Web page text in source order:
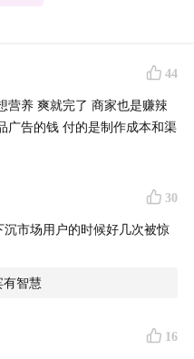
亿网民的狂欢究竟指向
？付费与免费模式谁更具
情为何能精准戳中人性爽
是伪命题？当免费模式逐
涌入市场，这场行业巨变
沉市场，到《好一个乖乖
。当黄金6秒注意力法
户参与的狂欢终将留下
44
营养 爽就完了 商家也是赚辣
广告的钱 付的是制作成本和渠
30
市场用户的时候好几次被惊
有智慧
16